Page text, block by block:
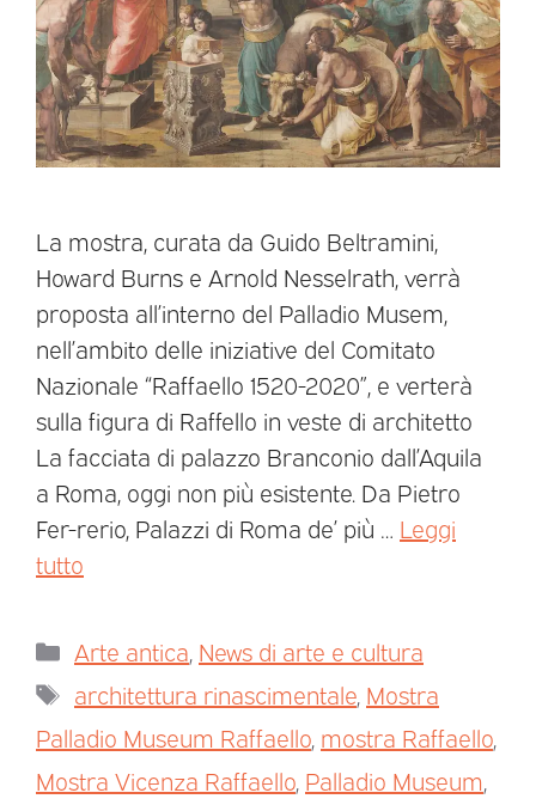
La mostra, curata da Guido Beltramini,
Howard Burns e Arnold Nesselrath, verrà
proposta all’interno del Palladio Musem,
nell’ambito delle iniziative del Comitato
Nazionale “Raffaello 1520-2020”, e verterà
sulla figura di Raffello in veste di architetto
La facciata di palazzo Branconio dall’Aquila
a Roma, oggi non più esistente. Da Pietro
Fer-rerio, Palazzi di Roma de’ più … Leggi
tutto
Arte antica News di arte e cultura
architettura rinascimentale Mostra
Palladio Museum Raffaello mostra Raffaello
Mostra Vicenza Raffaello Palladio Museum